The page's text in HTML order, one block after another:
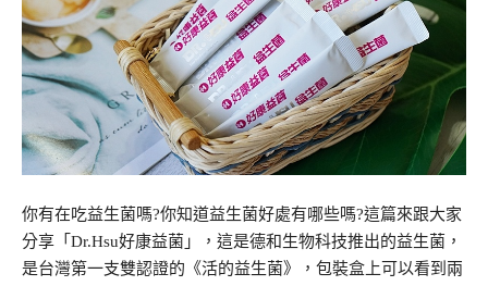
你有在吃益生菌嗎?你知道益生菌好處有哪些嗎?這篇來跟大家
分享「Dr.Hsu好康益菌」，這是德和生物科技推出的益生菌，
是台灣第一支雙認證的《活的益生菌》，包裝盒上可以看到兩